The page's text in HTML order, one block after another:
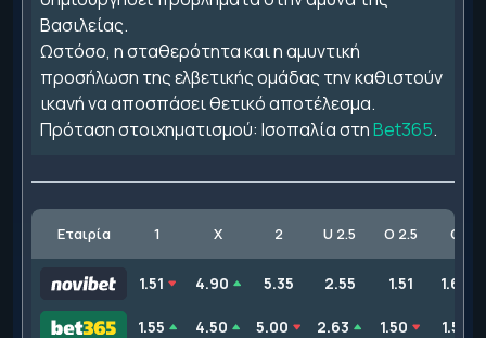
Βασιλείας.
Ωστόσο, η σταθερότητα και η αμυντική
προσήλωση της ελβετικής ομάδας την καθιστούν
ικανή να αποσπάσει θετικό αποτέλεσμα.
Πρόταση στοιχηματισμού: Ισοπαλία στηBet365.
Εταιρία 1 X 2 U 2.5 O 2.5 GG
1.51 4.90 5.35 2.55 1.51 1.62
1.55 4.50 5.00 2.63 1.50 1.57